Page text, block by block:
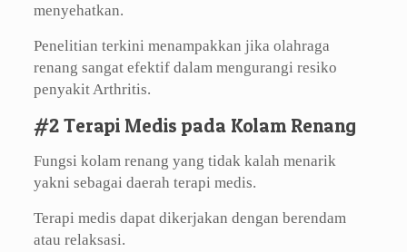
menyehatkan.
Penelitian terkini menampakkan jika olahraga
renang sangat efektif dalam mengurangi resiko
penyakit Arthritis.
#2 Terapi Medis pada Kolam Renang
Fungsi kolam renang yang tidak kalah menarik
yakni sebagai daerah terapi medis.
Terapi medis dapat dikerjakan dengan berendam
atau relaksasi.